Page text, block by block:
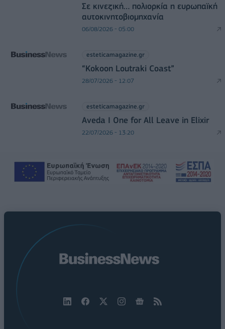
Σε κινεζική… πολιορκία η ευρωπαϊκή
αυτοκινητοβιομηχανία
06/08/2026 - 05:00
esteticamagazine.gr
“Kokoon Loutraki Coast”
28/07/2026 - 12:07
esteticamagazine.gr
Aveda I One for All Leave in Elixir
22/07/2026 - 13:20